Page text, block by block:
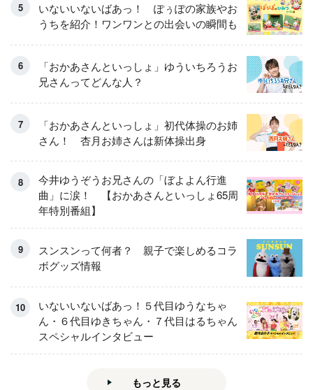
いないいないばあっ！ ぽぅぽの家族やお
うちを紹介！ワンワンとの出会いの瞬間も
「おかあさんといっしょ」ゆういちろうお
兄さんってどんな人？
「おかあさんといっしょ」初代体操のお姉
さん！ 杏月お姉さんは新体操出身
今井ゆうぞうお兄さんの「ぼよよん行進
曲」に涙！ 【おかあさんといっしょ65周
年特別番組】
スンスンって何者？ 親子で楽しめるコラ
ボグッズ情報
いないいないばあっ！５代目ゆうなちゃ
ん・６代目ゆきちゃん・７代目はるちゃん
スペシャルインタビュー
もっと見る